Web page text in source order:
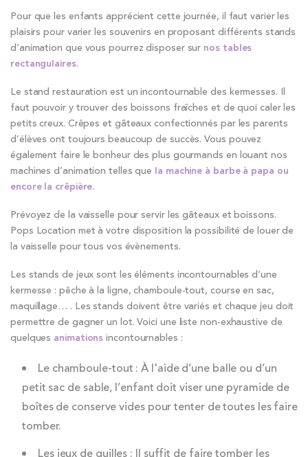
Pour que les enfants apprécient cette journée, il faut varier les
plaisirs pour varier les souvenirs en proposant différents stands
d’animation que vous pourrez disposer sur nos tables
rectangulaires.
Le stand restauration est un incontournable des kermesses. Il
faut pouvoir y trouver des boissons fraîches et de quoi caler les
petits creux. Crêpes et gâteaux confectionnés par les parents
d’élèves ont toujours beaucoup de succès. Vous pouvez
également faire le bonheur des plus gourmands en louant nos
machines d’animation telles que la machine à barbe à papa ou
encore la crêpière.
Prévoyez de la vaisselle pour servir les gâteaux et boissons.
Pops Location met à votre disposition la possibilité de louer de
la vaisselle pour tous vos évènements.
Les stands de jeux sont les éléments incontournables d’une
kermesse : pêche à la ligne, chamboule-tout, course en sac,
maquillage… . Les stands doivent être variés et chaque jeu doit
permettre de gagner un lot. Voici une liste non-exhaustive de
quelques animationsincontournables :
Le chamboule-tout : À l'aide d’une balle ou d’un
petit sac de sable, l’enfant doit viser une pyramide de
boîtes de conserve vides pour tenter de toutes les faire
tomber.
Les jeux de quilles : Il suffit de faire tomber les